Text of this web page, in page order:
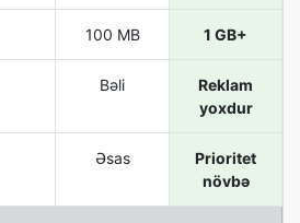
100 MB 1 GB+
Bəli
Reklam
yoxdur
Əsas
Prioritet
növbə